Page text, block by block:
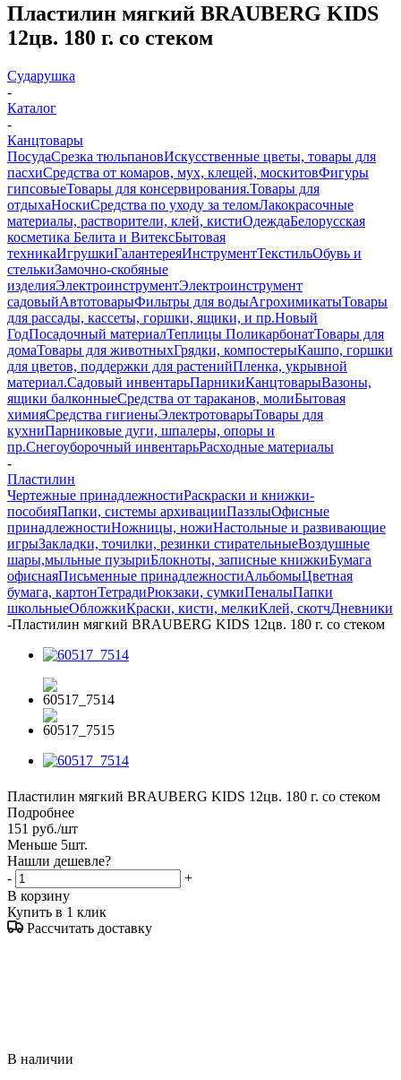
Пластилин мягкий BRAUBERG KIDS
12цв. 180 г. со стеком
Сударушка
-
Каталог
-
Канцтовары
ПосудаСрезка тюльпановИскусственные цветы, товары для
пасхиСредства от комаров, мух, клещей, москитовФигуры
гипсовыеТовары для консервирования.Товары для
отдыхаНоскиСредства по уходу за теломЛакокрасочные
материалы, растворители, клей, кистиОдеждаБелорусская
косметика Белита и ВитексБытовая
техникаИгрушкиГалантереяИнструментТекстильОбувь и
стелькиЗамочно-скобяные
изделияЭлектроинструментЭлектроинструмент
садовыйАвтотоварыФильтры для водыАгрохимикатыТовары
для рассады, кассеты, горшки, ящики, и пр.Новый
ГодПосадочный материалТеплицы ПоликарбонатТовары для
домаТовары для животныхГрядки, компостерыКашпо, горшки
для цветов, поддержки для растенийПленка, укрывной
материал.Садовый инвентарьПарникиКанцтоварыВазоны,
ящики балконныеСредства от тараканов, молиБытовая
химияСредства гигиеныЭлектротоварыТовары для
кухниПарниковые дуги, шпалеры, опоры и
пр.Снегоуборочный инвентарьРасходные материалы
-
Пластилин
Чертежные принадлежностиРаскраски и книжки-
пособияПапки, системы архивацииПаззлыОфисные
принадлежностиНожницы, ножиНастольные и развивающие
игрыЗакладки, точилки, резинки стирательныеВоздушные
шары,мыльные пузыриБлокноты, записные книжкиБумага
офиснаяПисьменные принадлежностиАльбомыЦветная
бумага, картонТетрадиРюкзаки, сумкиПеналыПапки
школьныеОбложкиКраски, кисти, мелкиКлей, скотчДневники
-Пластилин мягкий BRAUBERG KIDS 12цв. 180 г. со стеком
Пластилин мягкий BRAUBERG KIDS 12цв. 180 г. со стеком
Подробнее
151 руб./шт
Меньше 5шт.
Нашли дешевле?
-
+
В корзину
Купить в 1 клик
Рассчитать доставку
В наличии